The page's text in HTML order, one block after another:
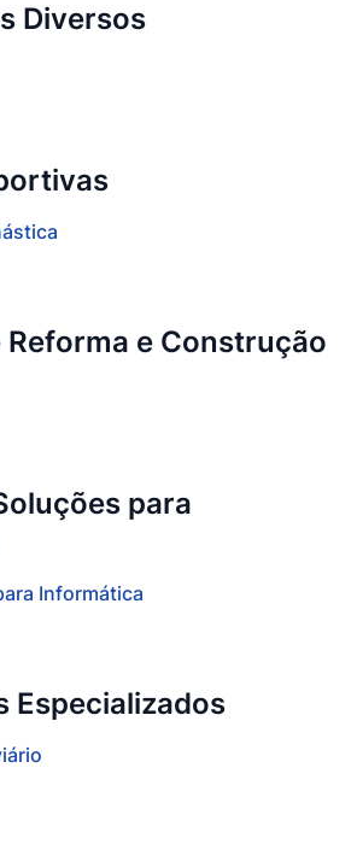
Diversos
e Construção
para
Informática
Especializados